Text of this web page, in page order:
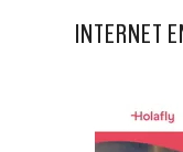
INTERNET